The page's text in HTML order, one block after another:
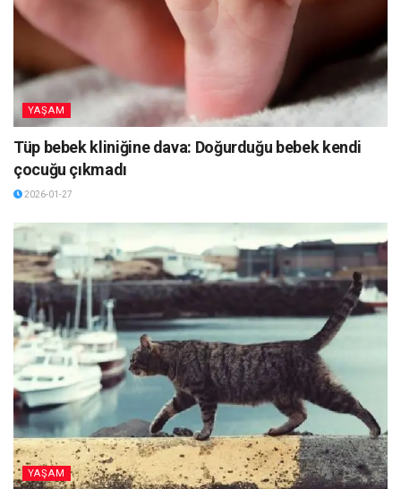
YAŞAM
Tüp bebek kliniğine dava: Doğurduğu bebek kendi
çocuğu çıkmadı
2026-01-27
YAŞAM